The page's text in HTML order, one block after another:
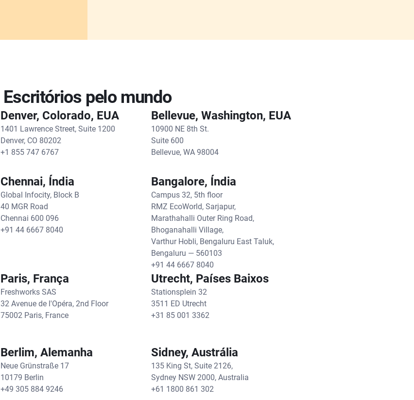
Escritórios pelo mundo
Denver, Colorado, EUA
1401 Lawrence Street, Suite 1200
Denver, CO 80202
+1 855 747 6767
Bellevue, Washington, EUA
10900 NE 8th St.
Suite 600
Bellevue, WA 98004
Chennai, Índia
Global Infocity, Block B
40 MGR Road
Chennai 600 096
+91 44 6667 8040
Bangalore, Índia
Campus 32, 5th floor
RMZ EcoWorld, Sarjapur,
Marathahalli Outer Ring Road,
Bhoganahalli Village,
Varthur Hobli, Bengaluru East Taluk,
Bengaluru — 560103
+91 44 6667 8040
Paris, França
Freshworks SAS
32 Avenue de l'Opéra, 2nd Floor
75002 Paris, France
Utrecht, Países Baixos
Stationsplein 32
3511 ED Utrecht
+31 85 001 3362
Berlim, Alemanha
Neue Grünstraße 17
10179 Berlin
+49 305 884 9246
Sidney, Austrália
135 King St, Suite 2126,
Sydney NSW 2000, Australia
+61 1800 861 302